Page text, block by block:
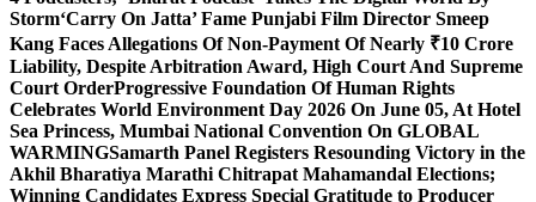
Storm‘Carry On Jatta’ Fame Punjabi Film Director Smeep
Kang Faces Allegations Of Non-Payment Of Nearly ₹10 Crore
Liability, Despite Arbitration Award, High Court And Supreme
Court OrderProgressive Foundation Of Human Rights
Celebrates World Environment Day 2026 On June 05, At Hotel
Sea Princess, Mumbai National Convention On GLOBAL
WARMINGSamarth Panel Registers Resounding Victory in the
Akhil Bharatiya Marathi Chitrapat Mahamandal Elections;
Winning Candidates Express Special Gratitude to Producer